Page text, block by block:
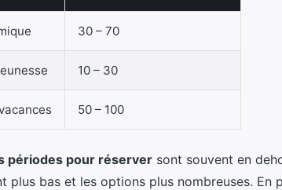
30 – 70
10 – 30
50 – 100
périodes pour réserver sont souvent en
plus bas et les options plus nombreuses. En